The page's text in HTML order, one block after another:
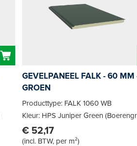
GEVELPANEEL FALK - 60 MM
GROEN
Producttype: FALK 1060 WB
Kleur: HPS Juniper Green
€ 52,17
(incl. BTW, per m²)